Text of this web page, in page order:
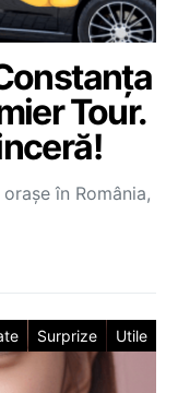
Tour.
în România,
Surprize Utile